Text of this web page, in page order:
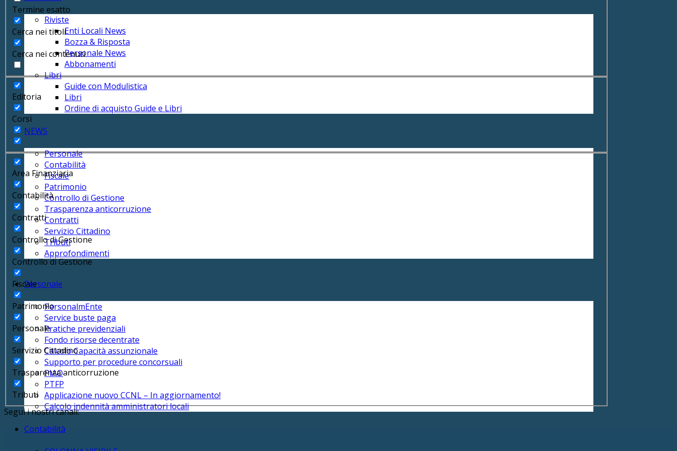
Riviste
Enti Locali News
Bozza & Risposta
Personale News
Abbonamenti
Libri
Guide con Modulistica
Libri
Ordine di acquisto Guide e Libri
NEWS
Personale
Contabilità
Fiscale
Patrimonio
Controllo di Gestione
Trasparenza anticorruzione
Contratti
Servizio Cittadino
Tributi
Approfondimenti
Personale
PersonalmEnte
Service buste paga
Pratiche previdenziali
Fondo risorse decentrate
Calcolo Capacità assunzionale
Supporto per procedure concorsuali
PIAO
PTFP
Applicazione nuovo CCNL – In aggiornamento!
Calcolo indennità amministratori locali
Contabilità
Termine esatto
Cerca nei titoli
Cerca nei contenuti
Editoria
Corsi
Area Finanziaria
Contabilità
Contratti
Controllo di Gestione
Controllo di Gestione
Fiscale
Patrimonio
Personale
Servizio Cittadino
Trasparenza anticorruzione
Tributi
Segui i nostri canali: